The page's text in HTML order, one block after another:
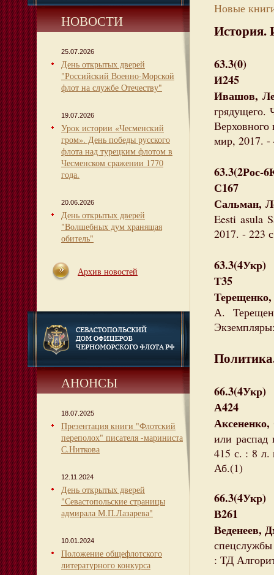
НОВОСТИ
25.07.2026
День открытых дверей
"Российский Военно-Морской
флот на службе Отечеству"
19.07.2026
Урок истории «Чесменский
гром». День победы русского
флота над турецким флотом в
Чесменском сражении 1770
года.
20.06.2026
День открытых дверей
"Волшебных дум хранящая
обитель"
Архив новостей
АНОНСЫ
18.07.2025
Презентация книги "Флотский
переполох" писателя -мариниста
С.Ниткова
12.11.2024
День открытых дверей
"Севастопольские страницы
адмирала М.П.Лазарева"
10.01.2024
Положение общефлотского
литературного конкурса
Новые
История.
63.3(0)
И245
Ивашов,
мир, 2017. -
63.3(2Рос-
С167
Сальман,
Eesti asula
2017. - 223
63.3(4Укр)
Т35
А.
66.3(4Укр)
А424
или
415 с. : 8 л.
Аб.(1)
66.3(4Укр)
В261
Веденеев,
: ТД